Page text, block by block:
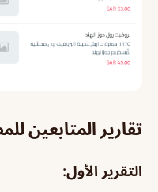
تقارير المتابعين
التقرير الأول: